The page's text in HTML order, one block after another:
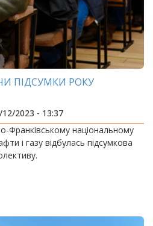
ПІДСУМКИ РОКУ
2023 - 13:37
Франківському національному
і газу відбулась підсумкова